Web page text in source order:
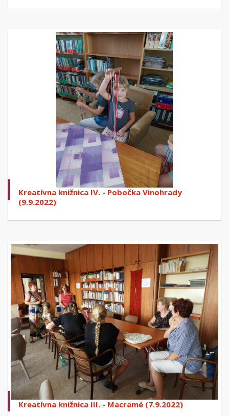
Kreatívna knižnica IV. - Pobočka Vinohrady
(9.9.2022)
Kreatívna knižnica III. - Macramé (7.9.2022)